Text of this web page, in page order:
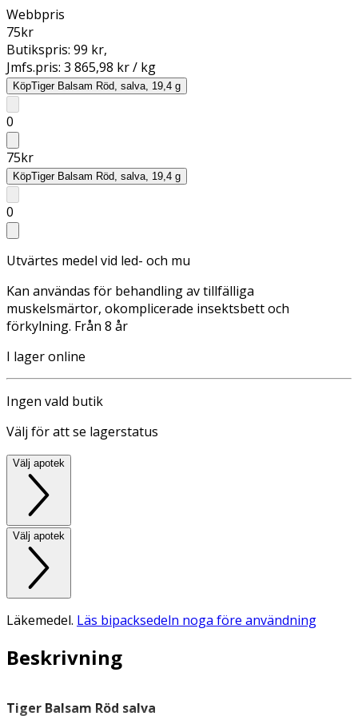
Webbpris
75kr
Butikspris: 99 kr,
Jmfs.pris: 3 865,98 kr / kg
KöpTiger Balsam Röd, salva, 19,4 g
0
75kr
KöpTiger Balsam Röd, salva, 19,4 g
0
Utvärtes medel vid led- och mu
Kan användas för behandling av tillfälliga
muskelsmärtor, okomplicerade insektsbett och
förkylning. Från 8 år
I lager online
Ingen vald butik
Välj för att se lagerstatus
Välj apotek
Välj apotek
Läkemedel. Läs bipacksedeln noga före användning
Beskrivning
Tiger Balsam Röd salva